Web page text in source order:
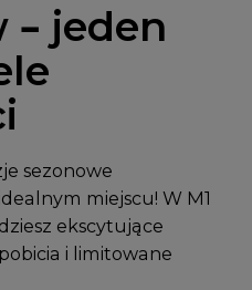
– jeden
sezonowe
miejscu! W M1
ekscytujące
i limitowane